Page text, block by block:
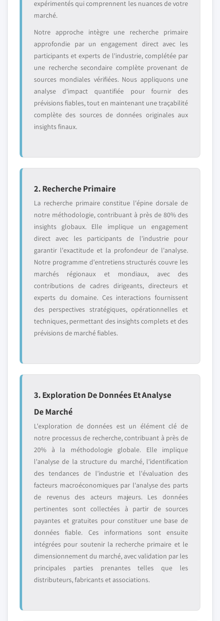
expérimentés qui comprennent les nuances de votre
marché.
Notre approche intègre une recherche primaire
approfondie par un engagement direct avec les
participants et experts de l'industrie, complétée par
une recherche secondaire complète provenant de
sources mondiales vérifiées. Nous appliquons une
analyse d'impact quantifiée pour fournir des
prévisions fiables, tout en maintenant une traçabilité
complète des sources de données originales aux
insights finaux.
2. Recherche Primaire
La recherche primaire constitue l'épine dorsale de
notre méthodologie, contribuant à près de 80% des
insights globaux. Elle implique un engagement
direct avec les participants de l'industrie pour
garantir l'exactitude et la profondeur de l'analyse.
Notre programme d'entretiens structurés couvre les
marchés régionaux et mondiaux, avec des
contributions de cadres dirigeants, directeurs et
experts du domaine. Ces interactions fournissent
des perspectives stratégiques, opérationnelles et
techniques, permettant des insights complets et des
prévisions de marché fiables.
3. Exploration De Données Et Analyse
De Marché
L'exploration de données est un élément clé de
notre processus de recherche, contribuant à près de
20% à la méthodologie globale. Elle implique
l'analyse de la structure du marché, l'identification
des tendances de l'industrie et l'évaluation des
facteurs macroéconomiques par l'analyse des parts
de revenus des acteurs majeurs. Les données
pertinentes sont collectées à partir de sources
payantes et gratuites pour constituer une base de
données fiable. Ces informations sont ensuite
intégrées pour soutenir la recherche primaire et le
dimensionnement du marché, avec validation par les
principales parties prenantes telles que les
distributeurs, fabricants et associations.